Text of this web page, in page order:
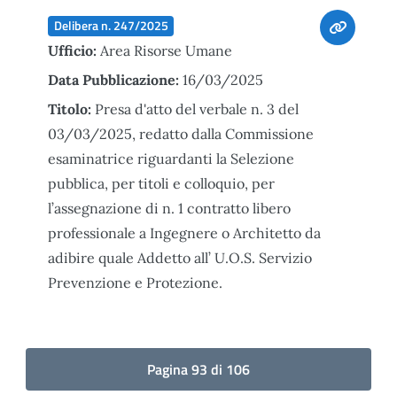
Delibera n. 247/2025
Ufficio: Area Risorse Umane
Data Pubblicazione: 16/03/2025
Titolo: Presa d'atto del verbale n. 3 del
03/03/2025, redatto dalla Commissione
esaminatrice riguardanti la Selezione
pubblica, per titoli e colloquio, per
l’assegnazione di n. 1 contratto libero
professionale a Ingegnere o Architetto da
adibire quale Addetto all’ U.O.S. Servizio
Prevenzione e Protezione.
Pagina 93 di 106